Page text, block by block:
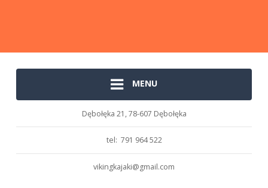
MENU
Dębołęka 21, 78-607 Dębołęka
tel: 791 964 522
vikingkajaki@gmail.com